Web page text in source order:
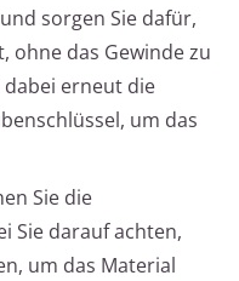
sorgen Sie dafür,
ohne das Gewinde zu
erneut die
um das
Sie die
Sie darauf achten,
um das Material